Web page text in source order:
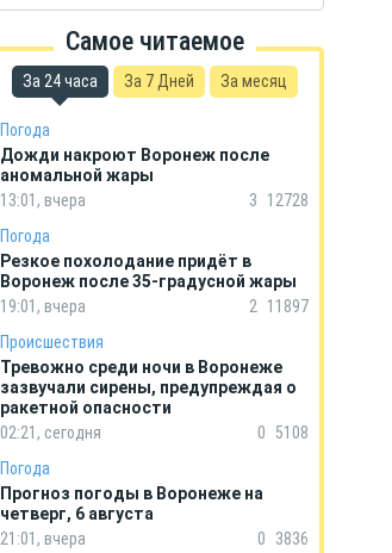
Самое читаемое
За 24 часа За 7 Дней За месяц
Погода
Дожди накроют Воронеж после
аномальной жары
13:01, вчера
3
12728
Погода
Резкое похолодание придёт в
Воронеж после 35-градусной жары
19:01, вчера
2
11897
Происшествия
Тревожно среди ночи в Воронеже
зазвучали сирены, предупреждая о
ракетной опасности
02:21, сегодня
0 5108
Погода
Прогноз погоды в Воронеже на
четверг, 6 августа
21:01, вчера
0
3836